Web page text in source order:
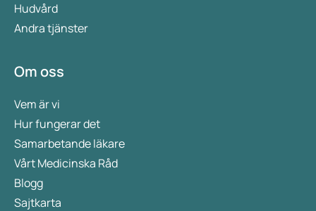
Hudvård
Andra tjänster
Om oss
Vem är vi
Hur fungerar det
Samarbetande läkare
Vårt Medicinska Råd
Blogg
Sajtkarta